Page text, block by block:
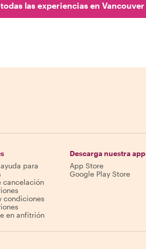
las experiencias en Vancouver
para
cancelación
condiciones
en anfitrión
Descarga nuestra app
App Store
Google Play Store